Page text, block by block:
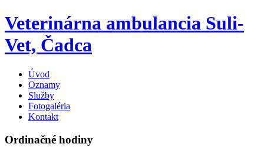
Veterinárna ambulancia Suli-
Vet, Čadca
Úvod
Oznamy
Služby
Fotogaléria
Kontakt
Ordinačné hodiny